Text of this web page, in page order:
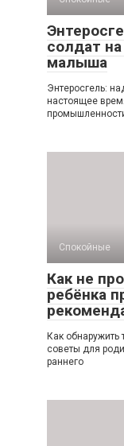
солдат
малыша
Энтеросгель:
настоящее
Спокойные
Как не
ребёнка
Как обнаружить
советы для
раннего